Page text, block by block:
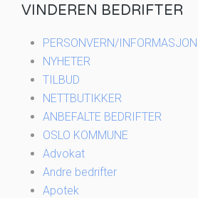
VINDEREN BEDRIFTER
PERSONVERN/INFORMASJON
NYHETER
TILBUD
NETTBUTIKKER
ANBEFALTE BEDRIFTER
OSLO KOMMUNE
Advokat
Andre bedrifter
Apotek